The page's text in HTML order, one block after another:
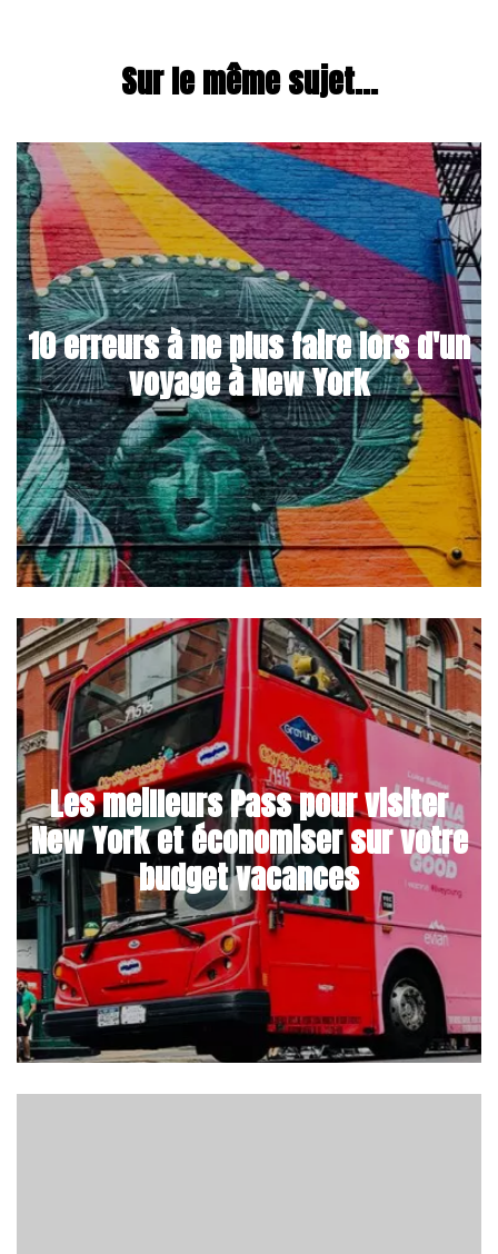
Sur le même sujet...
10 erreurs à ne plus faire lors d'un
voyage à New York
Les meilleurs Pass pour visiter
New York et économiser sur votre
budget vacances